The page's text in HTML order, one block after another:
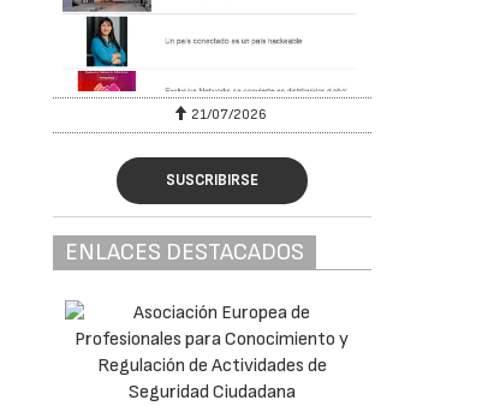
21/07/2026
SUSCRIBIRSE
ENLACES DESTACADOS